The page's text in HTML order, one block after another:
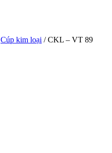
Cúp kim loại / CKL – VT 89